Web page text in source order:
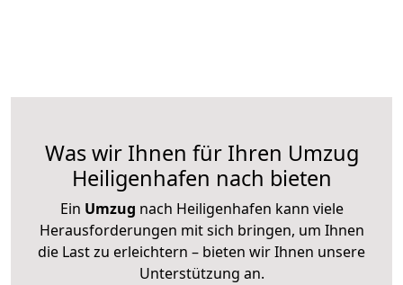
Was wir Ihnen für Ihren Umzug
Heiligenhafen nach bieten
Ein Umzug nach Heiligenhafen kann viele
Herausforderungen mit sich bringen, um Ihnen
die Last zu erleichtern – bieten wir Ihnen unsere
Unterstützung an.